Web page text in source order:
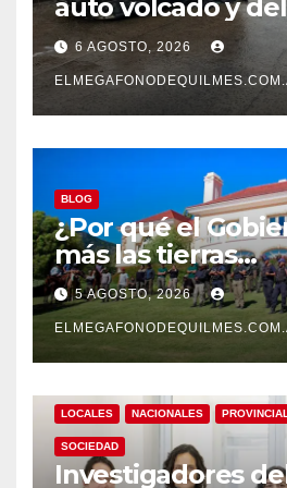
auto volcado y
detenidos en San
Solano
6 AGOSTO, 2026
BLOG
¿Por qué el
más las tierras
extranjerizadas
patrimonio de
argentinos?
5 AGOSTO, 2026
LOCALES NACIONALES
SOCIEDAD
Investigadores